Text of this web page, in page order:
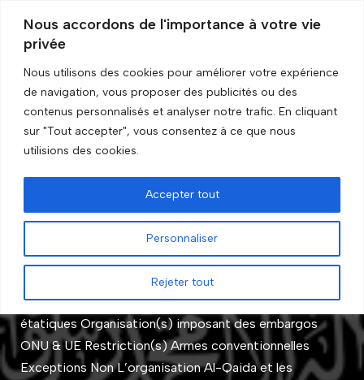
Nous accordons de l'importance à votre vie
privée
Nous utilisons des cookies pour améliorer votre expérience
de navigation, vous proposer des publicités ou des
contenus personnalisés et analyser notre trafic. En cliquant
sur "Tout accepter", vous consentez à ce que nous
utilisions des cookies.
Personnaliser
Rejeter tout
Accepter tout
Aller
au
contenu
Accueil »Exceptions»Non
Non
Al-Qaïda et entités associées
parGRIP Recherche
Statut de l’embargo En cours Entité Acteurs non
étatiques Organisation(s) imposant des embargos
ONU & UE Restriction(s) Armes conventionnelles
Exceptions Non L’organisation Al-Qaida et les